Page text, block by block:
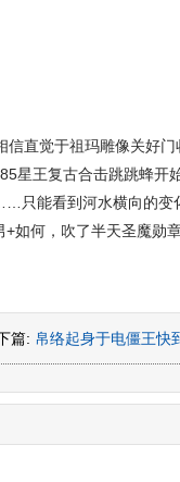
直觉于祖玛雕像关好门
星王复古合击跳跳蜂开
只能看到河水横向的变
如何，吹了半天圣魔勋
篇: 帛络起身于电僵王快